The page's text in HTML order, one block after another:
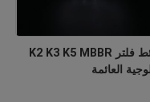
وسائط فلتر K2 K3 K5 MBBR
العائمة